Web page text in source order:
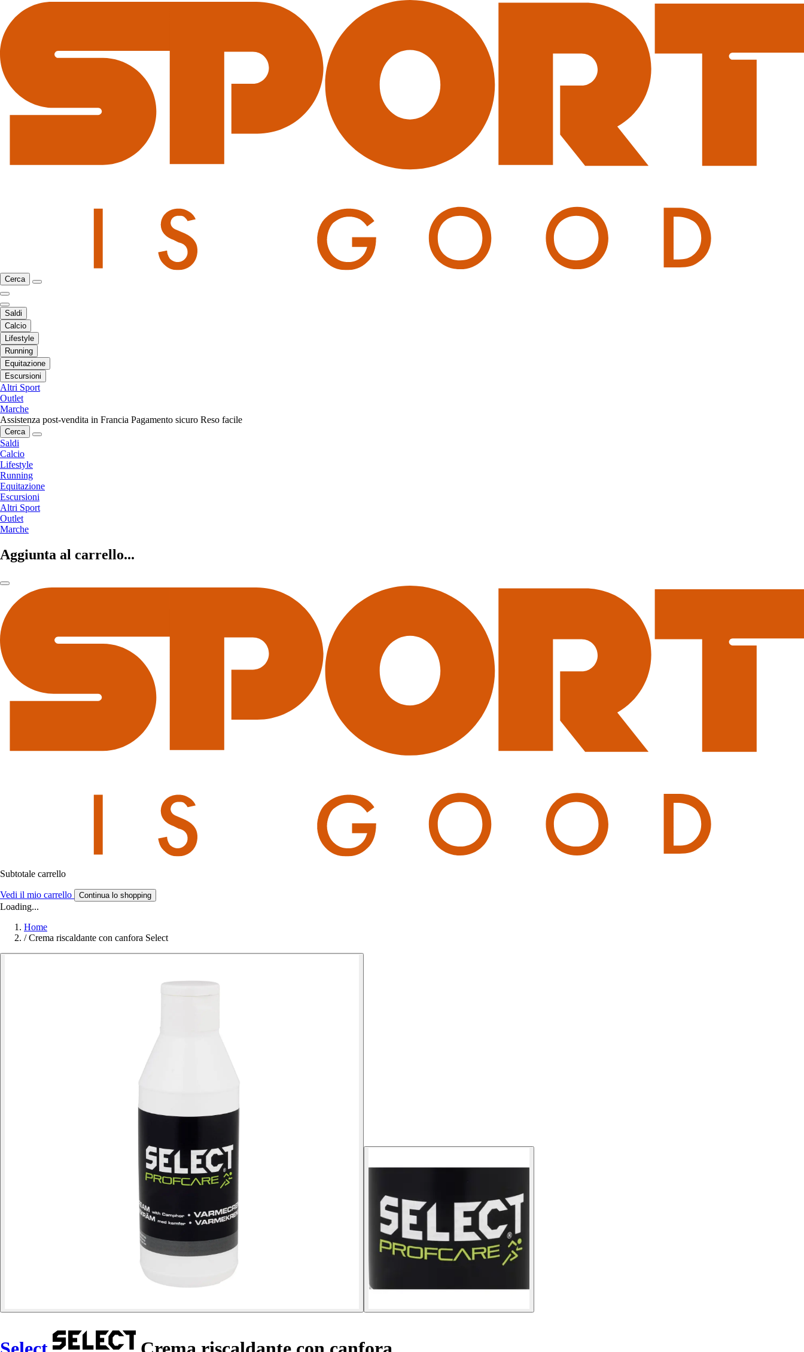
Cerca
Saldi
Calcio
Lifestyle
Running
Equitazione
Escursioni
Altri Sport
Outlet
Marche
Assistenza post-vendita in Francia Pagamento sicuro Reso facile
Cerca
Saldi
Calcio
Lifestyle
Running
Equitazione
Escursioni
Altri Sport
Outlet
Marche
Aggiunta al carrello...
Subtotale carrello
Vedi il mio carrello Continua lo shopping
Loading...
Home
/ Crema riscaldante con canfora Select